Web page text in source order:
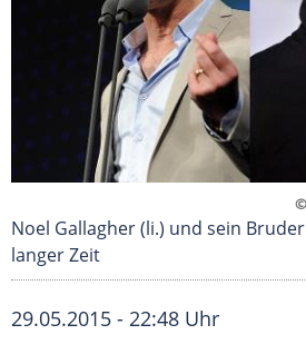
©
Noel Gallagher (li.) und sein
langer Zeit
29.05.2015 - 22:48 Uhr